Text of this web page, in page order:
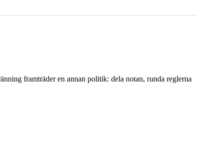
framträder en annan politik: dela notan, runda reglerna